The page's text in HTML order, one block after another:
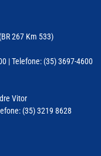
267 Km 533)
| Telefone: (35) 3697-4600
Vitor
(35) 3219 8628